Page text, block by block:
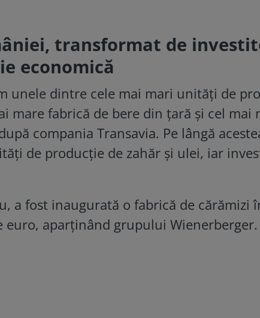
transformat de
economică
unele dintre cele mai mari unități de
mare fabrică de bere din țară și cel mai
compania Transavia. Pe lângă
de producție de zahăr și ulei, iar
a fost inaugurată o fabrică de cărămizi
euro, aparținând grupului Wienerberger.